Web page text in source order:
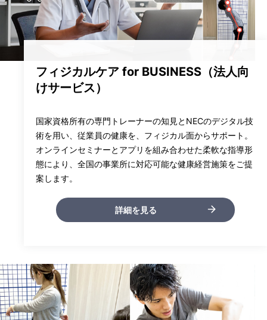
フィジカルケア for BUSINESS（法人向
けサービス）
国家資格所有の専門トレーナーの知見とNECのデジタル技
術を用い、従業員の健康を、フィジカル面からサポート。
オンラインセミナーとアプリを組み合わせた柔軟な指導形
態により、全国の事業所に対応可能な健康経営施策をご提
案します。
詳細を見る